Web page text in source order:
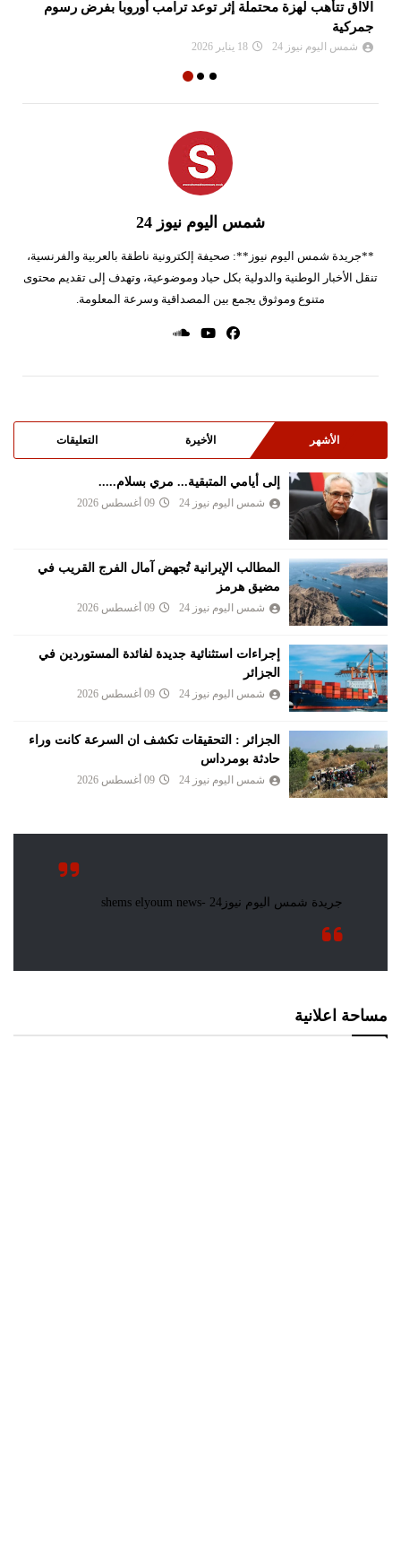
الااق تتأهب لهزة محتملة إثر توعد ترامب أوروبا بفرض رسوم
جمركية
شمس اليوم نيوز 24 18 يناير 2026
شمس اليوم نيوز 24
**جريدة شمس اليوم نيوز**: صحيفة إلكترونية ناطقة بالعربية والفرنسية،
تنقل الأخبار الوطنية والدولية بكل حياد وموضوعية، وتهدف إلى تقديم محتوى
متنوع وموثوق يجمع بين المصداقية وسرعة المعلومة.
الأشهر الأخيرة التعليقات
إلى أيامي المتبقية... مري بسلام.....
شمس اليوم نيوز 24 09 أغسطس 2026
المطالب الإيرانية تُجهض آمال الفرج القريب في
مضيق هرمز
شمس اليوم نيوز 24 09 أغسطس 2026
إجراءات استثنائية جديدة لفائدة المستوردين في
الجزائر
شمس اليوم نيوز 24 09 أغسطس 2026
الجزائر : التحقيقات تكشف ان السرعة كانت وراء
حادثة بومرداس
شمس اليوم نيوز 24 09 أغسطس 2026
مساحة اعلانية